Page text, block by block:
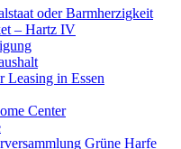
oder Barmherzigkeit
– Hartz IV
Leasing in Essen
Center
Grüne Harfe